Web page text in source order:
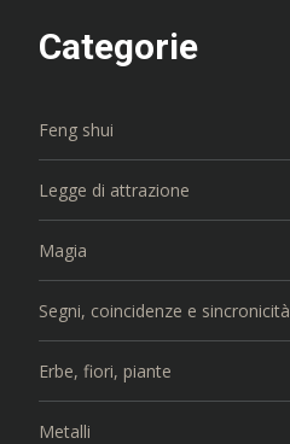
Categorie
Feng shui
Legge di attrazione
Magia
Segni, coincidenze e sincronicità
Erbe, fiori, piante
Metalli